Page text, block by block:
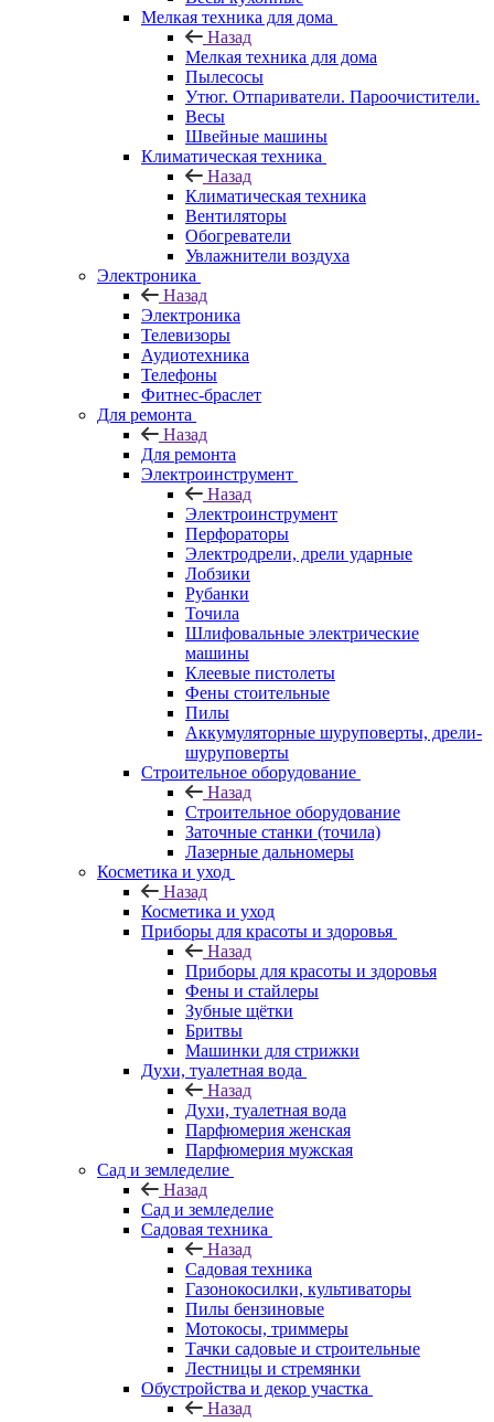
Мелкая техника для дома
Назад
Мелкая техника для дома
Пылесосы
Утюг. Отпариватели. Пароочистители.
Весы
Швейные машины
Климатическая техника
Назад
Климатическая техника
Вентиляторы
Обогреватели
Увлажнители воздуха
Электроника
Назад
Электроника
Телевизоры
Аудиотехника
Телефоны
Фитнес-браслет
Для ремонта
Назад
Для ремонта
Электроинструмент
Назад
Электроинструмент
Перфораторы
Электродрели, дрели ударные
Лобзики
Рубанки
Точила
Шлифовальные электрические
машины
Клеевые пистолеты
Фены стоительные
Пилы
Аккумуляторные шуруповерты, дрели-
шуруповерты
Строительное оборудование
Назад
Строительное оборудование
Заточные станки (точила)
Лазерные дальномеры
Косметика и уход
Назад
Косметика и уход
Приборы для красоты и здоровья
Назад
Приборы для красоты и здоровья
Фены и стайлеры
Зубные щётки
Бритвы
Машинки для стрижки
Духи, туалетная вода
Назад
Духи, туалетная вода
Парфюмерия женская
Парфюмерия мужская
Сад и земледелие
Назад
Сад и земледелие
Садовая техника
Назад
Садовая техника
Газонокосилки, культиваторы
Пилы бензиновые
Мотокосы, триммеры
Тачки садовые и строительные
Лестницы и стремянки
Обустройства и декор участка
Назад